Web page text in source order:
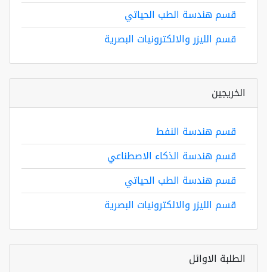
قسم هندسة الطب الحياتي
قسم الليزر والالكترونيات البصرية
الخريجين
قسم هندسة النفط
قسم هندسة الذكاء الاصطناعي
قسم هندسة الطب الحياتي
قسم الليزر والالكترونيات البصرية
الطلبة الاوائل